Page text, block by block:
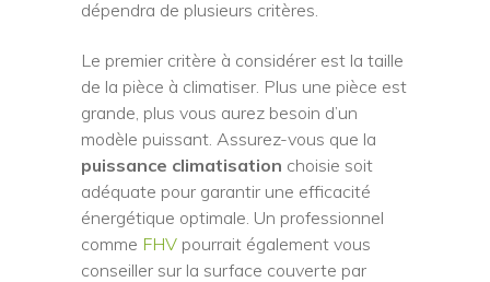
dépendra de plusieurs critères.
Le premier critère à considérer est la taille
de la pièce à climatiser. Plus une pièce est
grande, plus vous aurez besoin d’un
modèle puissant. Assurez-vous que la
puissance climatisation choisie soit
adéquate pour garantir une efficacité
énergétique optimale. Un professionnel
comme FHV pourrait également vous
conseiller sur la surface couverte par